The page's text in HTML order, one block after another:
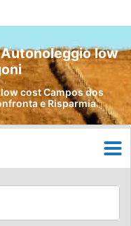
low
cost Campos dos
e Risparmia